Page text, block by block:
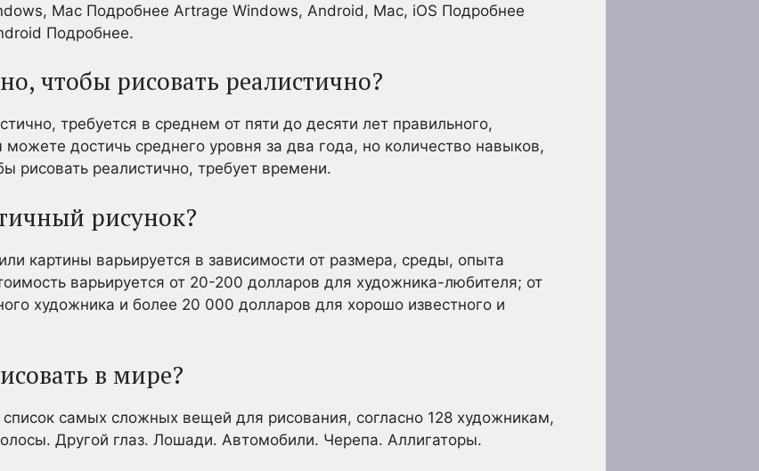
Mac Подробнее Artrage Windows, Android, Mac, iOS Подробнее
Подробнее.
чтобы рисовать реалистично?
требуется в среднем от пяти до десяти лет правильного,
достичь среднего уровня за два года, но количество навыков,
рисовать реалистично, требует времени.
рисунок?
картины варьируется в зависимости от размера, среды, опыта
варьируется от 20-200 долларов для художника-любителя; от
художника и более 20 000 долларов для хорошо известного и
в мире?
самых сложных вещей для рисования, согласно 128 художникам,
Другой глаз. Лошади. Автомобили. Черепа. Аллигаторы.